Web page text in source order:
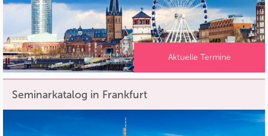
Aktuelle Termine
Seminarkatalog in Frankfurt